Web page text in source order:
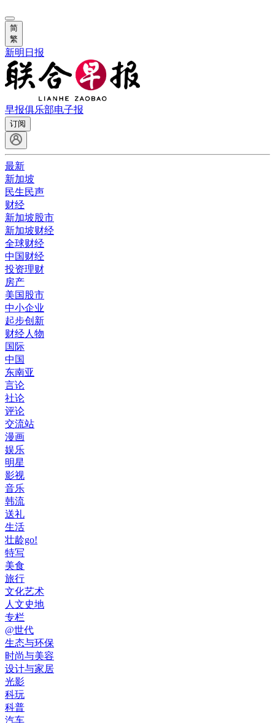
简
繁
新明日报
早报俱乐部电子报
订阅
最新
新加坡
民生民声
财经
新加坡股市
新加坡财经
全球财经
中国财经
投资理财
房产
美国股市
中小企业
起步创新
财经人物
国际
中国
东南亚
言论
社论
评论
交流站
漫画
娱乐
明星
影视
音乐
韩流
送礼
生活
壮龄go!
特写
美食
旅行
文化艺术
人文史地
专栏
@世代
生态与环保
时尚与美容
设计与家居
光影
科玩
科普
汽车